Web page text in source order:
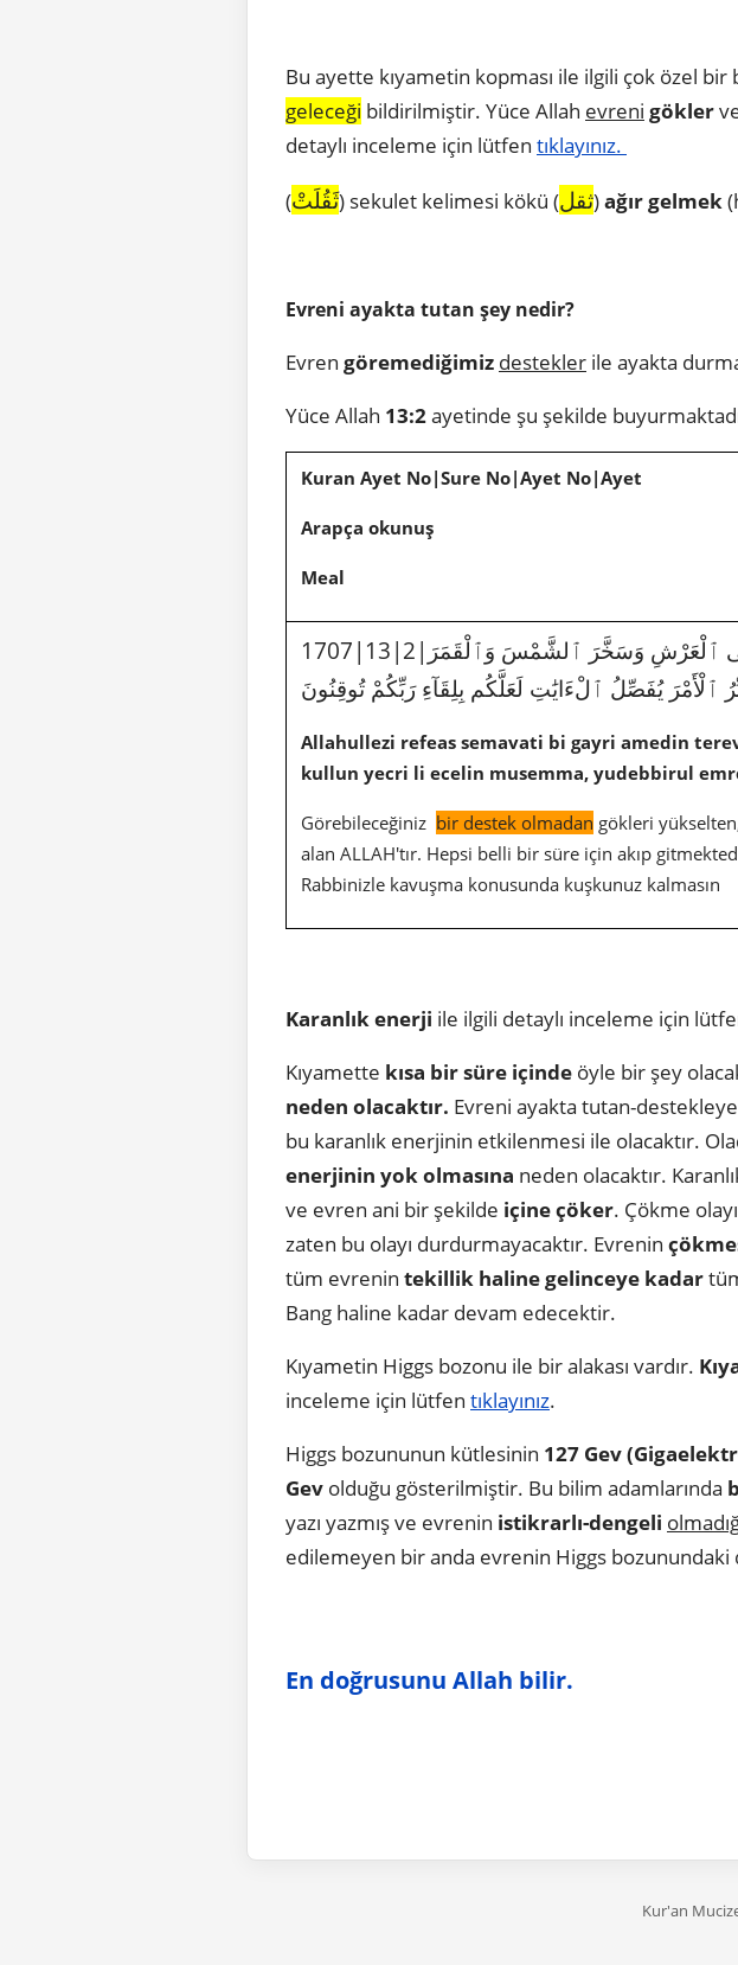
Bu ayette kıyametin kopması ile ilgili çok özel
geleceği bildirilmiştir. Yüce Allah evreni gökler
detaylı inceleme için lütfen tıklayınız.
(ثَقُلَتْ) sekulet kelimesi kökü (ثقل)ağır gelmek
Evreni ayakta tutan şey nedir?
Evren göremediğimiz destekler ile ayakta
Yüce Allah 13:2ayetinde şu şekilde
Kuran Ayet No|Sure No|Ayet No|Ayet
Arapça okunuş
Meal
1707|13|2|ٱللَّهُ ٱلَّذِى رَفَعَ ٱلسَّمَٰوَٰتِ بِغَيْرِ عَمَدٍ تَرَوْنَهَا ثُمَّ ٱسْتَوَىٰ عَلَى ٱلْعَرْشِ وَسَخَّرَ ٱلشَّمْسَ وَٱلْقَمَرَ
يُفَصِّلُ ٱلْءَايَٰتِ لَعَلَّكُم بِلِقَآءِ رَبِّكُمْ تُوقِنُونَ
Allahullezi refeas semavati bi gayri amedin
kullun yecri li ecelin musemma, yudebbirul
Görebileceğiniz bir destek olmadan gökleri
alan ALLAH'tır. Hepsi belli bir süre için akıp
Rabbinizle kavuşma konusunda kuşkunuz kalmasın
Karanlık enerji ile ilgili detaylı inceleme için
Kıyamette kısa bir süre içinde öyle bir şey
neden olacaktır. Evreni ayakta tutan-
bu karanlık enerjinin etkilenmesi ile olacaktır.
enerjinin yok olmasına neden olacaktır.
ve evren ani bir şekilde içine çöker. Çökme
zaten bu olayı durdurmayacaktır. Evrenin
tüm evrenin tekillik haline gelinceye kadar
Bang haline kadar devam edecektir.
Kıyametin Higgs bozonu ile bir alakası vardır.
inceleme için lütfen tıklayınız.
Higgs bozununun kütlesinin 127 Gev
Gev olduğu gösterilmiştir. Bu bilim adamlarında
yazı yazmış ve evrenin istikrarlı-dengeli
edilemeyen bir anda evrenin Higgs
En doğrusunu Allah bilir.
Kur'an